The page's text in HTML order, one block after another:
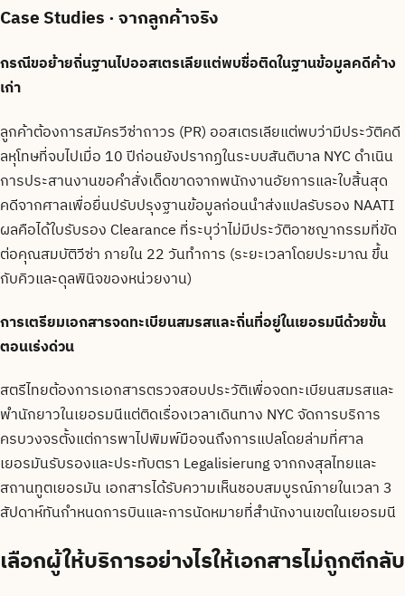
Case Studies· จากลูกค้าจริง
กรณีขอย้ายถิ่นฐานไปออสเตรเลียแต่พบชื่อติดในฐานข้อมูลคดีค้าง
เก่า
ลูกค้าต้องการสมัครวีซ่าถาวร (PR) ออสเตรเลียแต่พบว่ามีประวัติคดี
ลหุโทษที่จบไปเมื่อ 10 ปีก่อนยังปรากฏในระบบสันติบาล NYC ดำเนิน
การประสานงานขอคำสั่งเด็ดขาดจากพนักงานอัยการและใบสิ้นสุด
คดีจากศาลเพื่อยื่นปรับปรุงฐานข้อมูลก่อนนำส่งแปลรับรอง NAATI
ผลคือได้ใบรับรอง Clearance ที่ระบุว่าไม่มีประวัติอาชญากรรมที่ขัด
ต่อคุณสมบัติวีซ่า ภายใน 22 วันทำการ (ระยะเวลาโดยประมาณ ขึ้น
กับคิวและดุลพินิจของหน่วยงาน)
การเตรียมเอกสารจดทะเบียนสมรสและถิ่นที่อยู่ในเยอรมนีด้วยขั้น
ตอนเร่งด่วน
สตรีไทยต้องการเอกสารตรวจสอบประวัติเพื่อจดทะเบียนสมรสและ
พำนักยาวในเยอรมนีแต่ติดเรื่องเวลาเดินทาง NYC จัดการบริการ
ครบวงจรตั้งแต่การพาไปพิมพ์มือจนถึงการแปลโดยล่ามที่ศาล
เยอรมันรับรองและประทับตรา Legalisierung จากกงสุลไทยและ
สถานทูตเยอรมัน เอกสารได้รับความเห็นชอบสมบูรณ์ภายในเวลา 3
สัปดาห์ทันกำหนดการบินและการนัดหมายที่สำนักงานเขตในเยอรมนี
เลือกผู้ให้บริการอย่างไรให้เอกสารไม่ถูกตีกลับ